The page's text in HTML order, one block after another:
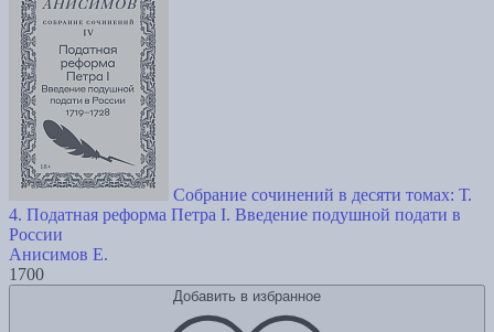
Собрание сочинений в десяти томах: Т.
4. Податная реформа Петра I. Введение подушной подати в
России
Анисимов Е.
1700
Добавить в избранное